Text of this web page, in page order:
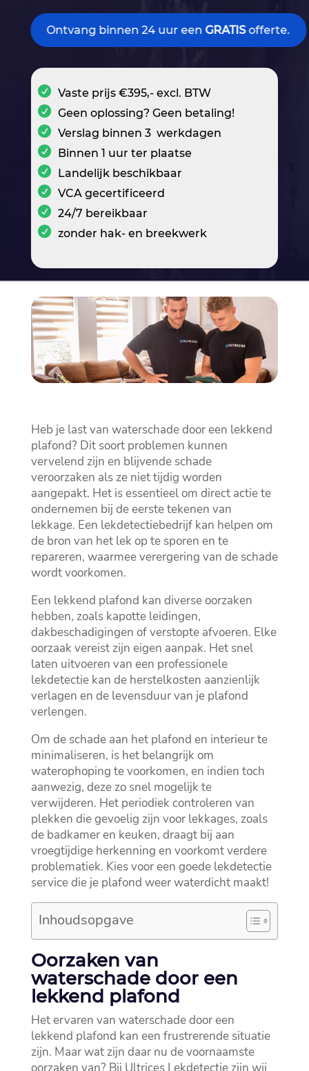
Ontvang binnen 24 uur eenGRATISofferte.
Vaste prijs €395,- excl. BTW
Geen oplossing? Geen betaling!
Verslag binnen 3 werkdagen
Binnen 1 uur ter plaatse
Landelijk beschikbaar
VCA gecertificeerd
24/7 bereikbaar
zonder hak- en breekwerk
Heb je last van waterschade door een lekkend
plafond? Dit soort problemen kunnen
vervelend zijn en blijvende schade
veroorzaken als ze niet tijdig worden
aangepakt.​ Het is essentieel om direct actie te
ondernemen bij de eerste tekenen van
lekkage.​ Een lekdetectiebedrijf kan helpen om
de bron van het lek op te sporen en te
repareren, waarmee verergering van de schade
wordt voorkomen.​
Een lekkend plafond kan diverse oorzaken
hebben, zoals kapotte leidingen,
dakbeschadigingen of verstopte afvoeren.​ Elke
oorzaak vereist zijn eigen aanpak.​ Het snel
laten uitvoeren van een professionele
lekdetectie kan de herstelkosten aanzienlijk
verlagen en de levensduur van je plafond
verlengen.​
Om de schade aan het plafond en interieur te
minimaliseren, is het belangrijk om
waterophoping te voorkomen, en indien toch
aanwezig, deze zo snel mogelijk te
verwijderen.​ Het periodiek controleren van
plekken die gevoelig zijn voor lekkages, zoals
de badkamer en keuken, draagt bij aan
vroegtijdige herkenning en voorkomt verdere
problematiek.​ Kies voor een goede lekdetectie
service die je plafond weer waterdicht maakt!
Inhoudsopgave
Oorzaken van
waterschade door een
lekkend plafond
Het ervaren van waterschade door een
lekkend plafond kan een frustrerende situatie
zijn.​ Maar wat zijn daar nu de voornaamste